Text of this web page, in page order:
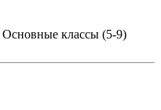
Основные классы (5-9)